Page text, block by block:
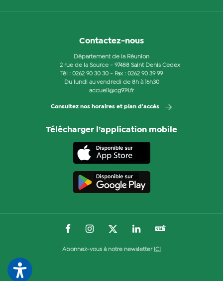
Contactez-nous
Département de la Réunion
2 rue de la Source - 97488 Saint Denis Cedex
Tél : 0262 90 30 30 - Fax : 0262 90 39 99
Du lundi au vendredi de 8h à 16h30
accueil@cg974.fr
Consultez nos horaires et plan d'accès
Télécharger l’application mobile
Abonnez-vous à notre newsletter ICI